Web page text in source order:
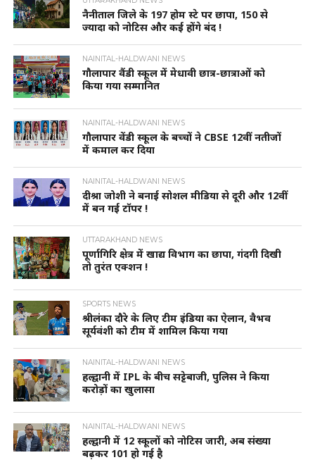
नैनीताल जिले के 197 होम स्टे पर छापा, 150 से
ज्यादा को नोटिस और कई होंगे बंद !
NAINITAL-HALDWANI NEWS
गौलापार वैंडी स्कूल में मेधावी छात्र-छात्राओं को
किया गया सम्मानित
NAINITAL-HALDWANI NEWS
गौलापार वेंडी स्कूल के बच्चों ने CBSE 12वीं नतीजों
में कमाल कर दिया
NAINITAL-HALDWANI NEWS
दीश्रा जोशी ने बनाई सोशल मीडिया से दूरी और 12वीं
में बन गई टॉपर !
UTTARAKHAND NEWS
पूर्णागिरि क्षेत्र में खाद्य विभाग का छापा, गंदगी दिखी
तो तुरंत एक्शन !
SPORTS NEWS
श्रीलंका दौरे के लिए टीम इंडिया का ऐलान, वैभव
सूर्यवंशी को टीम में शामिल किया गया
NAINITAL-HALDWANI NEWS
हल्द्वानी में IPL के बीच सट्टेबाजी, पुलिस ने किया
करोड़ों का खुलासा
NAINITAL-HALDWANI NEWS
हल्द्वानी में 12 स्कूलों को नोटिस जारी, अब संख्या
बढ़कर 101 हो गई है